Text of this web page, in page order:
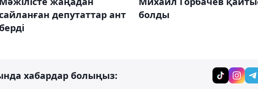
депутаттар ант
болды
хабардар болыңыз: